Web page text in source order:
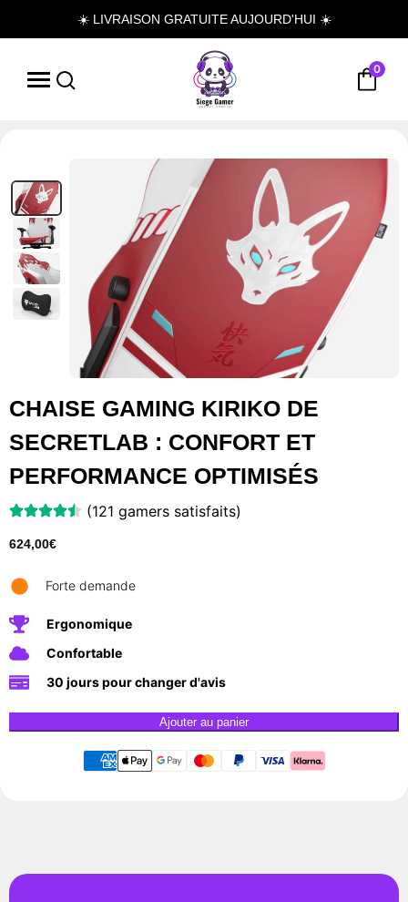
☀️ LIVRAISON GRATUITE AUJOURD'HUI ☀️
0
CHAISE GAMING KIRIKO DE
SECRETLAB : CONFORT ET
PERFORMANCE OPTIMISÉS
(121 gamers satisfaits)
624,00€
Forte demande
Ergonomique
Confortable
30 jours pour changer d'avis
Ajouter au panier